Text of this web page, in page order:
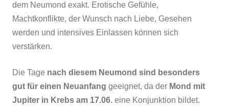
dem Neumond exakt. Erotische Gefühle,
Machtkonflikte, der Wunsch nach Liebe, Gesehen
werden und intensives Einlassen können sich
verstärken.
Die Tage nach diesem Neumond sind besonders
gut für einen Neuanfang geeignet, da der Mond mit
Jupiter in Krebs am 17.06. eine Konjunktion bildet.